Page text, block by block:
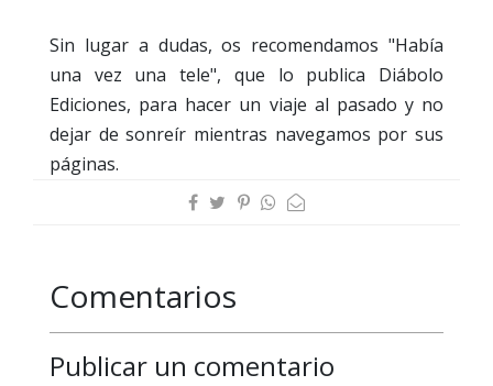
Sin lugar a dudas, os recomendamos "Había
una vez una tele", que lo publica Diábolo
Ediciones, para hacer un viaje al pasado y no
dejar de sonreír mientras navegamos por sus
páginas.
Comentarios
Publicar un comentario